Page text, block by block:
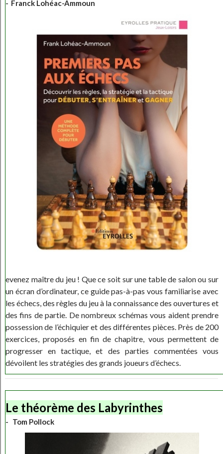
Franck Lohéac-Ammoun
evenez maître du jeu ! Que ce soit sur une table de salon ou sur
un écran d’ordinateur, ce guide pas-à-pas vous familiarise avec
les échecs, des règles du jeu à la connaissance des ouvertures et
des fins de partie. De nombreux schémas vous aident prendre
possession de l’échiquier et des différentes pièces. Près de 200
exercices, proposés en fin de chapitre, vous permettent de
progresser en tactique, et des parties commentées vous
dévoilent les stratégies des grands joueurs d’échecs.
Le théorème des Labyrinthes
Tom Pollock